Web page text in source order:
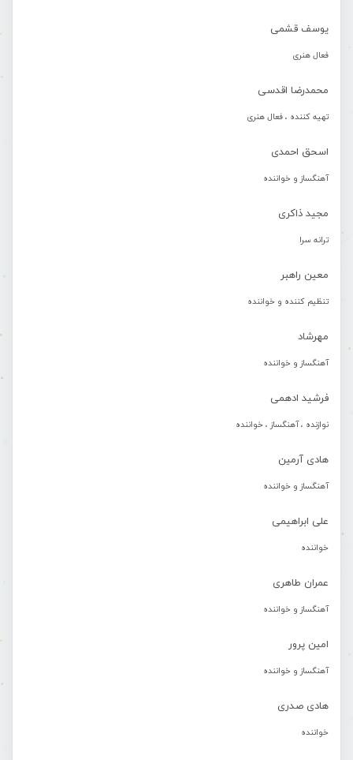
یوسف قشمی
فعال هنری
محمدرضا اقدسی
تهیه کننده ، فعال هنری
اسحق احمدی
آهنگساز و خواننده
مجید ذاکری
ترانه سرا
معین راهبر
تنظیم کننده و خواننده
مهرشاد
آهنگساز و خواننده
فرشید ادهمی
نوازنده ، آهنگساز ، خواننده
هادی آرمین
آهنگساز و خواننده
علی ابراهیمی
خواننده
عمران طاهری
آهنگساز و خواننده
امین پرور
آهنگساز و خواننده
هادی صدری
خواننده